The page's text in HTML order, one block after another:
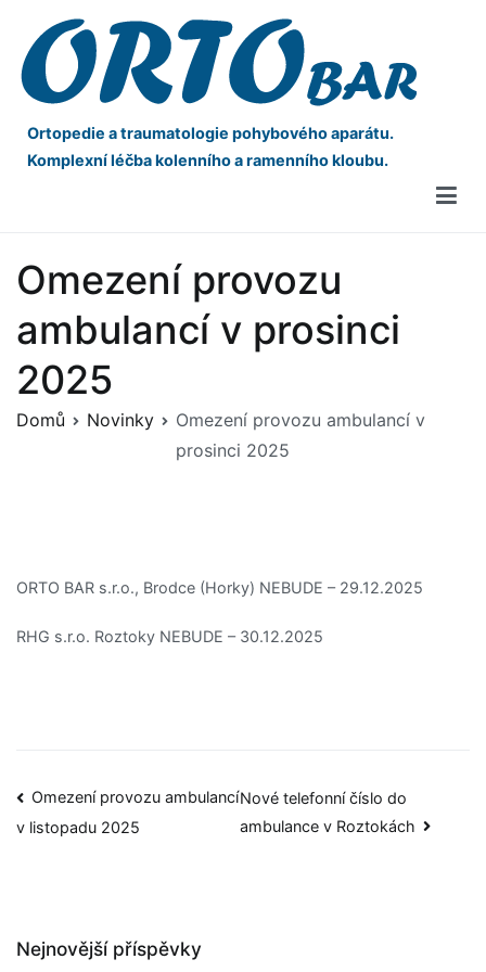
Ortopedie a traumatologie pohybového aparátu.
Komplexní léčba kolenního a ramenního kloubu.
Omezení provozu
ambulancí v prosinci
2025
Domů Novinky
Omezení provozu ambulancí v
prosinci 2025
ORTO BAR s.r.o., Brodce (Horky) NEBUDE – 29.12.2025
RHG s.r.o. Roztoky NEBUDE – 30.12.2025
Omezení provozu ambulancí
v listopadu 2025
Nové telefonní číslo do
ambulance v Roztokách
Nejnovější příspěvky